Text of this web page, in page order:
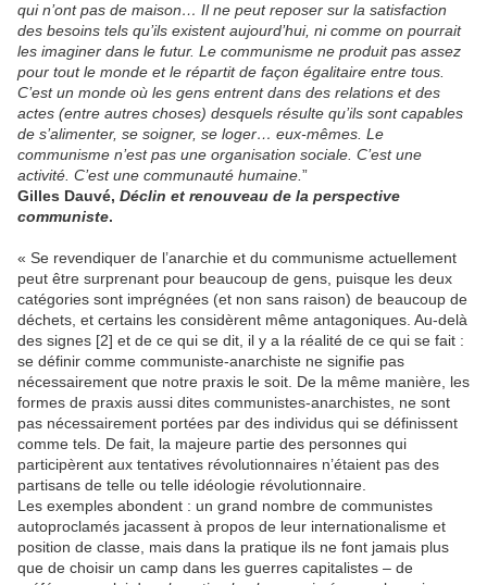
qui n’ont pas de maison… Il ne peut reposer sur la satisfaction
des besoins tels qu’ils existent aujourd’hui, ni comme on pourrait
les imaginer dans le futur. Le communisme ne produit pas assez
pour tout le monde et le répartit de façon égalitaire entre tous.
C’est un monde où les gens entrent dans des relations et des
actes (entre autres choses) desquels résulte qu’ils sont capables
de s’alimenter, se soigner, se loger… eux-mêmes. Le
communisme n’est pas une organisation sociale. C’est une
activité. C’est une communauté humaine. ”
Gilles Dauvé, Déclin et renouveau de la perspective
communiste.
« Se revendiquer de l’anarchie et du communisme actuellement
peut être surprenant pour beaucoup de gens, puisque les deux
catégories sont imprégnées (et non sans raison) de beaucoup de
déchets, et certains les considèrent même antagoniques. Au-delà
des signes [2] et de ce qui se dit, il y a la réalité de ce qui se fait :
se définir comme communiste-anarchiste ne signifie pas
nécessairement que notre praxis le soit. De la même manière, les
formes de praxis aussi dites communistes-anarchistes, ne sont
pas nécessairement portées par des individus qui se définissent
comme tels. De fait, la majeure partie des personnes qui
participèrent aux tentatives révolutionnaires n’étaient pas des
partisans de telle ou telle idéologie révolutionnaire.
Les exemples abondent : un grand nombre de communistes
autoproclamés jacassent à propos de leur internationalisme et
position de classe, mais dans la pratique ils ne font jamais plus
que de choisir un camp dans les guerres capitalistes – de